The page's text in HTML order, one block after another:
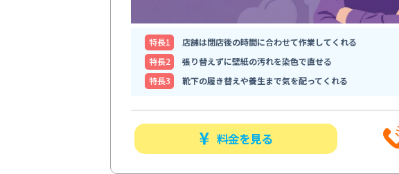
特⻑1
店舗は閉店後の時間に合わせて作業してくれる
特⻑2
張り替えずに壁紙の汚れを染色で直せる
特⻑3
靴下の履き替えや養生まで気を配ってくれる
料金を見る